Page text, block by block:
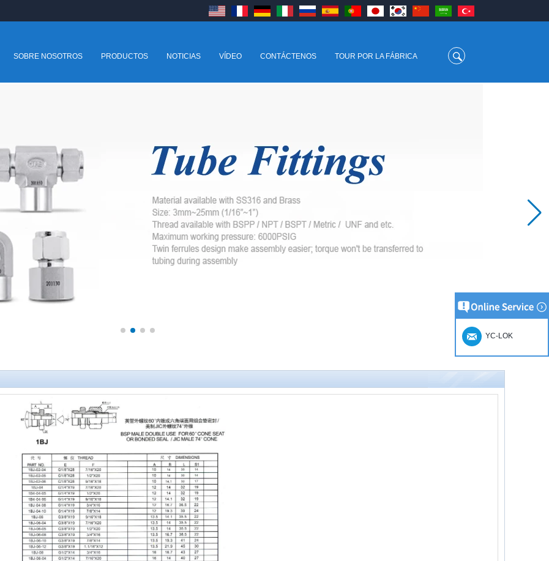
SOBRE NOSOTROS PRODUCTOS NOTICIAS VÍDEO CONTÁCTENOS TOUR POR LA FÁBRICA
YC-LOK